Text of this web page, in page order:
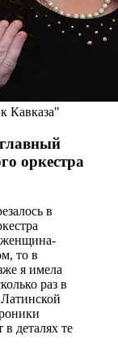
Кавказа"
оркестра
в
то в
я имела
раз в
деталях те